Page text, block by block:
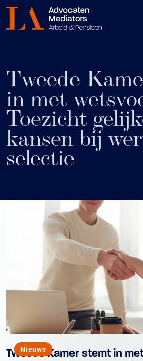
Tweede
in met
Toezicht
kansen bij
selectie
Nieuws
Tweede Kamer stemt in